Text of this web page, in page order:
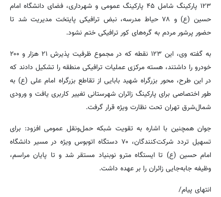
۱۲۳ پارکینگ شامل ۴۵ پارکینگ عمومی و شهرداری، فضای دانشگاه امام
حسین (ع) و ۷۸ حیاط مدرسه، نبض ترافیکی پایتخت مدیریت شد تا
حضور پرشور مردم به گره‌های کور ترافیکی ختم نشود.
به گفته وی، این ۱۲۳ نقطه که در مجموع ظرفیت پذیرش ۲۱ هزار و ۲۰۰
خودرو را داشتند، هسته مرکزی عملیات ترافیکی منطقه را تشکیل دادند که
در این طرح، محور بزرگراه شهید بابایی از تقاطع بزرگراه امام علی (ع) به
طور اختصاصی برای پارکینگ زائران شهرستانی تغییر کاربری یافت و ورودی
شمال‌شرق تهران تحت نظارت ویژه قرار گرفت.
جوان همچنین با اشاره به تقویت شبکه حمل‌ونقل عمومی افزود: برای
تسهیل تردد شرکت‌کنندگان، ۷۰ دستگاه اتوبوس ویژه در مسیر دانشگاه
امام حسین (ع) تا ایستگاه مترو نوبنیاد مستقر شد و تا پایان مراسم،
وظیفه جابه‌جایی زائران را بر عهده داشت.
انتهای پیام/